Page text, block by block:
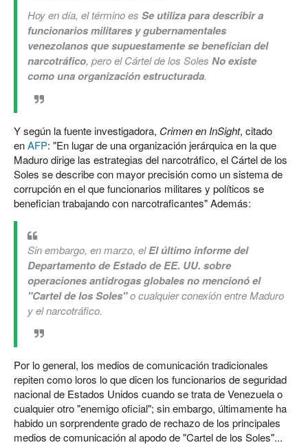
Hoy en día, el término es Se utiliza para describir a
funcionarios militares y gubernamentales
venezolanos que supuestamente se benefician del
narcotráfico, pero el Cártel de los Soles No existe
como una organización estructurada.
Y según la fuente investigadora, Crimen en InSight, citado
enAFP: "En lugar de una organización jerárquica en la que
Maduro dirige las estrategias del narcotráfico, el Cártel de los
Soles se describe con mayor precisión como un sistema de
corrupción en el que funcionarios militares y políticos se
benefician trabajando con narcotraficantes" Además:
Sin embargo, en marzo, elEl último informe del
Departamento de Estado de EE. UU. sobre
operaciones antidrogas globales no mencionó el
"Cartel de los Soles"o cualquier conexión entre Maduro
y el narcotráfico.
Por lo general, los medios de comunicación tradicionales
repiten como loros lo que dicen los funcionarios de seguridad
nacional de Estados Unidos cuando se trata de Venezuela o
cualquier otro "enemigo oficial"; sin embargo, últimamente ha
habido un sorprendente grado de rechazo de los principales
medios de comunicación al apodo de "Cartel de los Soles"...